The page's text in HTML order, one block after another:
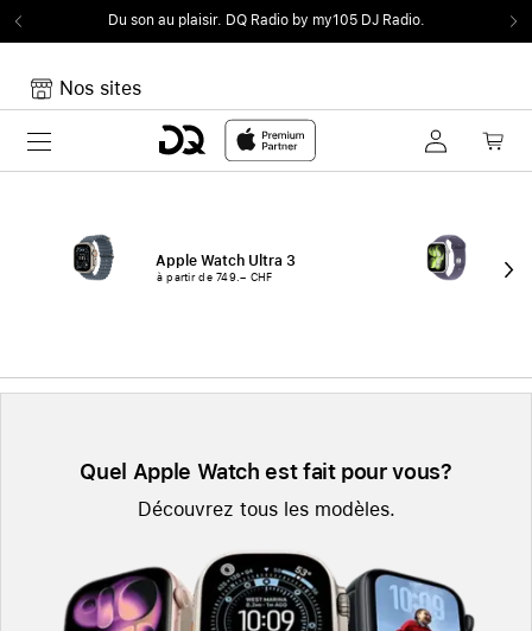
Du son au plaisir. DQ Radio by my105 DJ Radio.
Nos sites
Toggle navigation
Apple Watch Ultra 3
à partir de 749.– CHF à
Quel Apple Watch est fait pour vous?
Découvrez tous les modèles.